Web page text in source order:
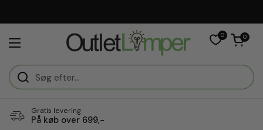
Åbn menuen
0 Åben vogn
0
Gratis levering
På køb over 699,-